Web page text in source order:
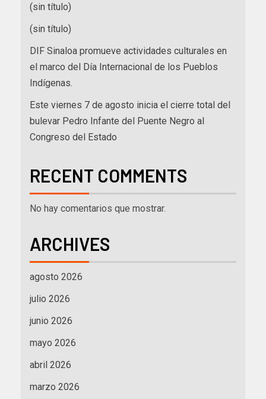
(sin título)
(sin título)
DIF Sinaloa promueve actividades culturales en
el marco del Día Internacional de los Pueblos
Indígenas.
Este viernes 7 de agosto inicia el cierre total del
bulevar Pedro Infante del Puente Negro al
Congreso del Estado
RECENT COMMENTS
No hay comentarios que mostrar.
ARCHIVES
agosto 2026
julio 2026
junio 2026
mayo 2026
abril 2026
marzo 2026